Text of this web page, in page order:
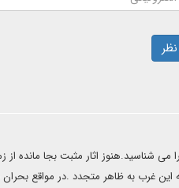
می شناسید.هنوز اثار مثبت بجا مانده
این غرب به ظاهر متجدد .در مواقع